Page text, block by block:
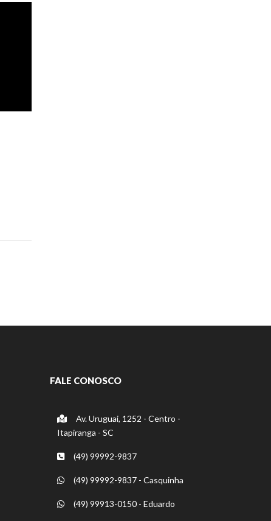
FALE CONOSCO
Av. Uruguai, 1252 - Centro -
Itapiranga - SC
(49) 99992-9837
(49) 99992-9837 - Casquinha
(49) 99913-0150 - Eduardo